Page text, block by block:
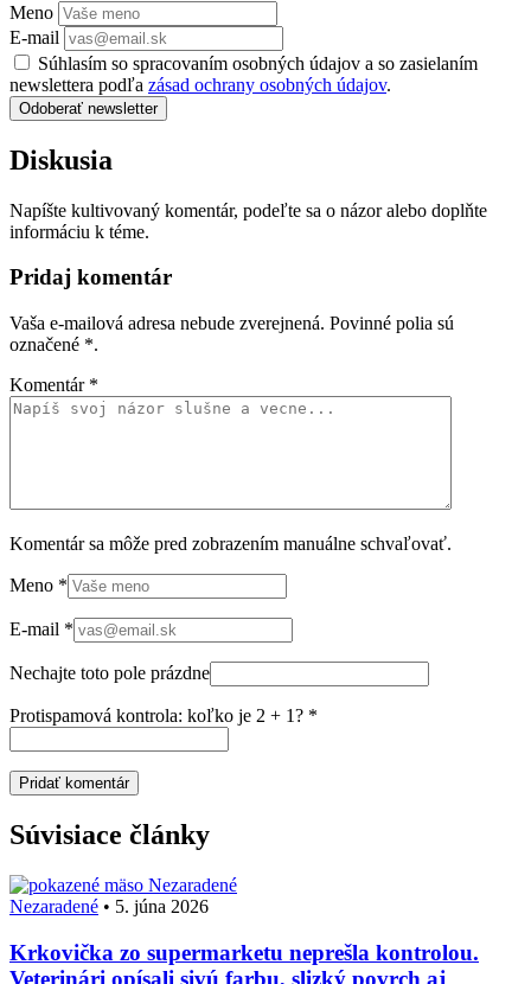
Meno
E-mail
Súhlasím so spracovaním osobných údajov a so zasielaním
newslettera podľa zásad ochrany osobných údajov.
Odoberať newsletter
Diskusia
Napíšte kultivovaný komentár, podeľte sa o názor alebo doplňte
informáciu k téme.
Pridaj komentár
Vaša e-mailová adresa nebude zverejnená. Povinné polia sú
označené *.
Komentár *
Komentár sa môže pred zobrazením manuálne schvaľovať.
Meno *
E-mail *
Nechajte toto pole prázdne
Protispamová kontrola: koľko je 2 + 1? *
Súvisiace články
Nezaradené
Nezaradené • 5. júna 2026
Krkovička zo supermarketu neprešla kontrolou.
Veterinári opísali sivú farbu, slizký povrch aj